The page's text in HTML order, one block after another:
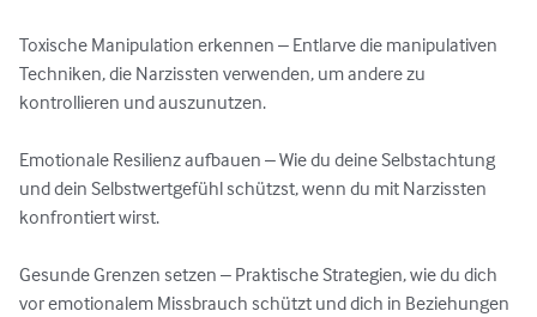
Toxische Manipulation erkennen – Entlarve die manipulativen
Techniken, die Narzissten verwenden, um andere zu
kontrollieren und auszunutzen.
Emotionale Resilienz aufbauen – Wie du deine Selbstachtung
und dein Selbstwertgefühl schützst, wenn du mit Narzissten
konfrontiert wirst.
Gesunde Grenzen setzen – Praktische Strategien, wie du dich
vor emotionalem Missbrauch schützt und dich in Beziehungen